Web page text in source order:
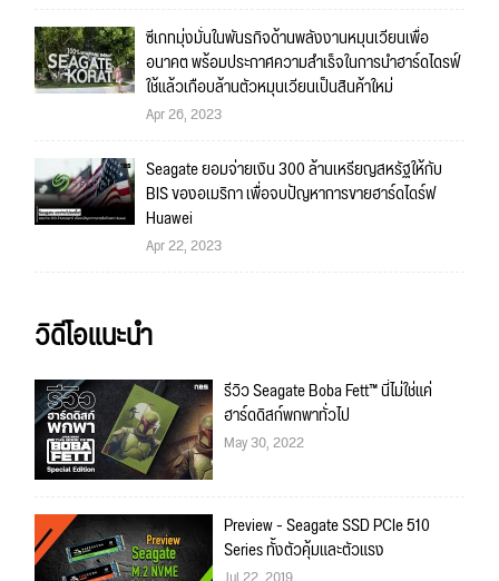
ซีเกทมุ่งมั่นในพันธกิจด้านพลังงานหมุนเวียนเพื่อ
อนาคต พร้อมประกาศความสำเร็จในการนำฮาร์ดไดรฟ์
ใช้แล้วเกือบล้านตัวหมุนเวียนเป็นสินค้าใหม่
Apr 26, 2023
Seagate ยอมจ่ายเงิน 300 ล้านเหรียญสหรัฐให้กับ
BIS ของอเมริกา เพื่อจบปัญหาการขายฮาร์ดไดร์ฟ
Huawei
Apr 22, 2023
วิดีโอแนะนำ
รีวิว Seagate Boba Fett™ นี่ไม่ใช่แค่
ฮาร์ดดิสก์พกพาทั่วไป
May 30, 2022
Preview - Seagate SSD PCIe 510
Series ทั้งตัวคุ้มและตัวแรง